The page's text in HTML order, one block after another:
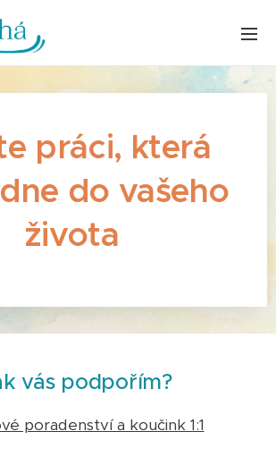
práci, která
do vašeho
života
vás podpořím?
poradenství a koučink 1:1